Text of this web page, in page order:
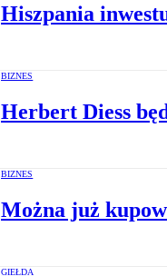
Hiszpania
BIZNES
Herbert Diess
BIZNES
Można już
GIEŁDA